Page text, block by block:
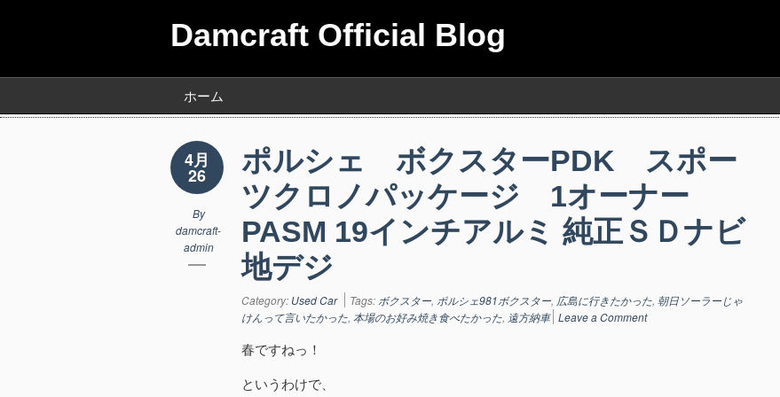
Damcraft Official Blog
ホーム
4月
26
By
damcraft-
admin
ポルシェ ボクスターPDK スポー
ツクロノパッケージ 1オーナー
PASM 19インチアルミ 純正ＳＤナビ
地デジ
Category: Used Car Tags: ボクスター, ポルシェ981ボクスター, 広島に行きたかった, 朝日ソーラーじゃ
けんって言いたかった, 本場のお好み焼き食べたかった, 遠方納車 Leave a Comment
春ですねっ！
というわけで、